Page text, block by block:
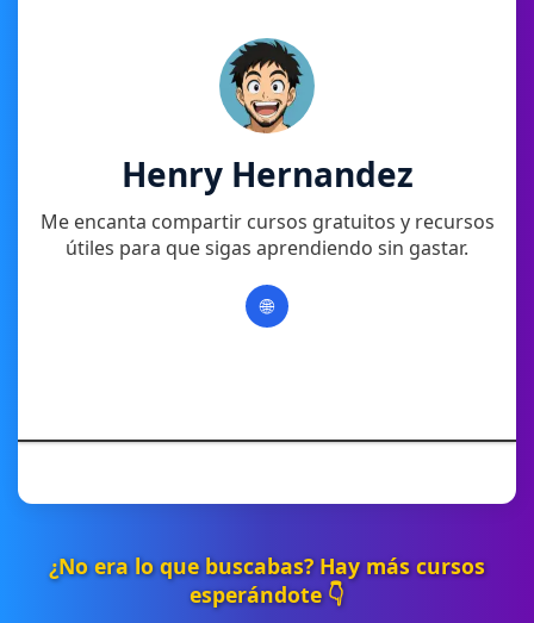
Henry Hernandez
Me encanta compartir cursos gratuitos y recursos
útiles para que sigas aprendiendo sin gastar.
🌐
¿No era lo que buscabas? Hay más cursos
esperándote 👇